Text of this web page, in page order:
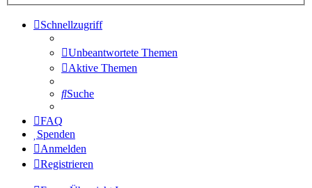
Schnellzugriff
Unbeantwortete Themen
Aktive Themen
Suche
FAQ
Spenden
Anmelden
Registrieren